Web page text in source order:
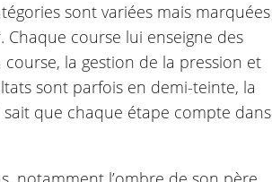
sont variées mais marquées
course lui enseigne des
la gestion de la pression et
sont parfois en demi-teinte, la
que chaque étape compte dans